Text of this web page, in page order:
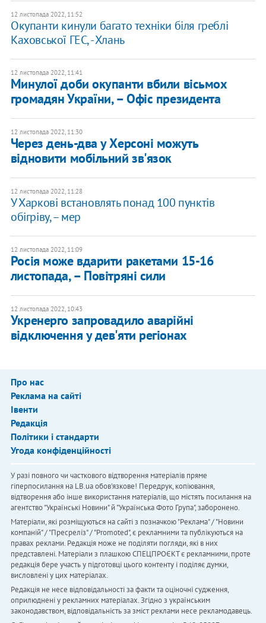
12 листопада 2022, 11:52
Окупанти кинули багато техніки біля греблі
Каховської ГЕС, - Хлань
12 листопада 2022, 11:41
Минулої доби окупанти вбили вісьмох
громадян України, – Офіс президента
12 листопада 2022, 11:30
Через день-два у Херсоні можуть
відновити мобільний зв'язок
12 листопада 2022, 11:28
У Харкові встановлять понад 100 пунктів
обігріву, – мер
12 листопада 2022, 11:09
Росія може вдарити ракетами 15-16
листопада, – Повітряні сили
12 листопада 2022, 10:43
Укренерго запровадило аварійні
відключення у дев'яти регіонах
Про нас
Реклама на сайті
Івенти
Редакція
Політики і стандарти
Угода конфіденційності
У разі повного чи часткового відтворення матеріалів пряме
гіперпосилання на LB.ua обов'язкове! Передрук, копіювання,
відтворення або інше використання матеріалів, що містять посилання на
агентство "Українськi Новини" й "Українська Фото Група", заборонено.
Матеріали, які розміщуються на сайті з позначкою "Реклама" / "Новини
компаній" / "Пресреліз" / "Promoted", є рекламними та публікуються на
правах реклами. Редакція може не поділяти погляди, які в них
представлені. Матеріали з плашкою СПЕЦПРОЄКТ є рекламними, проте
редакція бере участь у підготовці цього контенту і поділяє думки,
висловлені у цих матеріалах.
Редакція не несе відповідальності за факти та оціночні судження,
оприлюднені у рекламних матеріалах. Згідно з українським
законодавством, відповідальність за зміст реклами несе рекламодавець.